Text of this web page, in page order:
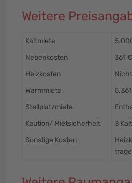
Weitere
Kaltmiete
Nebenkosten
361 €
Heizkosten
Warmmiete
Stellplatzmiete
Kaution/ Mietsicherheit
3
Sonstige Kosten